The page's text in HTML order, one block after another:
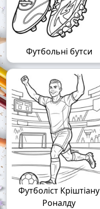
Футбольні бутси
Футболіст Кріштіану
Роналду